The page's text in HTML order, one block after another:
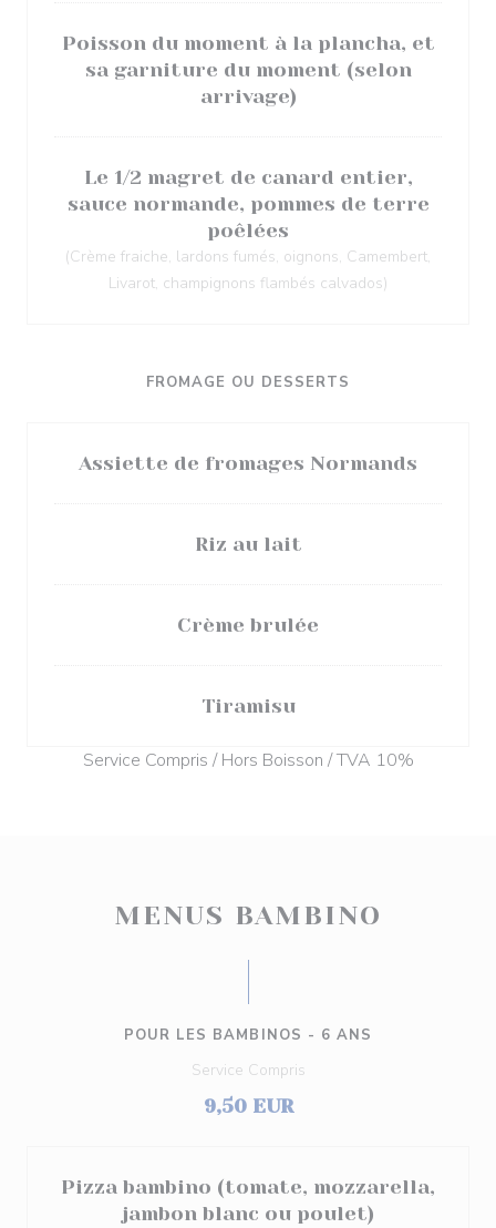
Poisson du moment à la plancha, et
sa garniture du moment (selon
arrivage)
Le 1/2 magret de canard entier,
sauce normande, pommes de terre
poêlées
(Crème fraiche, lardons fumés, oignons, Camembert,
Livarot, champignons flambés calvados)
FROMAGE OU DESSERTS
Assiette de fromages Normands
Riz au lait
Crème brulée
Tiramisu
Service Compris / Hors Boisson / TVA 10%
MENUS BAMBINO
POUR LES BAMBINOS - 6 ANS
Service Compris
9,50 EUR
Pizza bambino (tomate, mozzarella,
jambon blanc ou poulet)